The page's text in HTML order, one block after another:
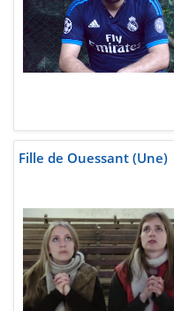
Fille de Ouessant (Une)